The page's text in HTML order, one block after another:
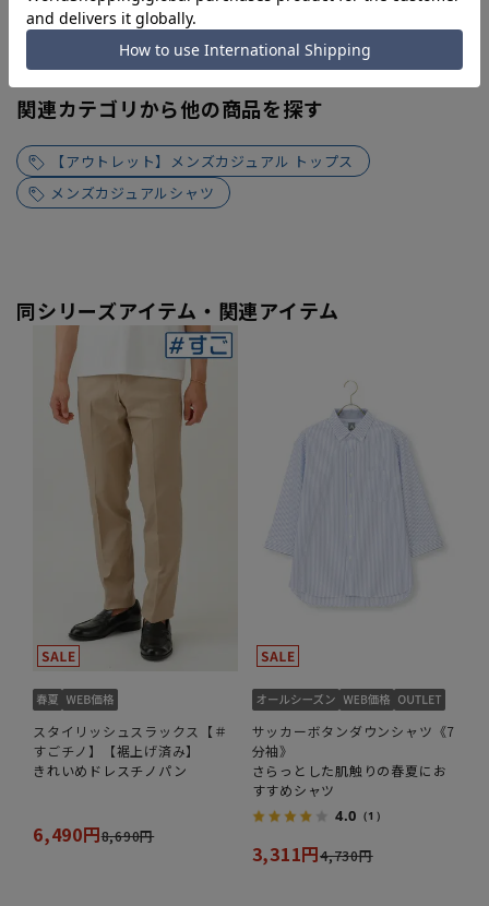
関連カテゴリから他の商品を探す
【アウトレット】メンズカジュアル トップス
メンズカジュアルシャツ
同シリーズアイテム・関連アイテム
スタイリッシュスラックス【＃
すごチノ】【裾上げ済み】
きれいめドレスチノパン
6,490円8,690円
サッカーボタンダウンシャツ《7
分袖》
さらっとした肌触りの春夏にお
すすめシャツ
4.0 （1）
3,311円4,730円